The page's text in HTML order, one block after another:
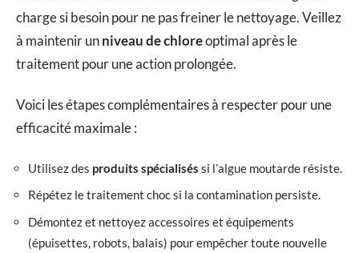
charge si besoin pour ne pas freiner le nettoyage. Veillez
à maintenir unniveau de chloreoptimal après le
traitement pour une action prolongée.
Voici les étapes complémentaires à respecter pour une
efficacité maximale :
Utilisez des produits spécialisés si l’algue moutarde résiste.
Répétez le traitement choc si la contamination persiste.
Démontez et nettoyez accessoires et équipements
(épuisettes, robots, balais) pour empêcher toute nouvelle